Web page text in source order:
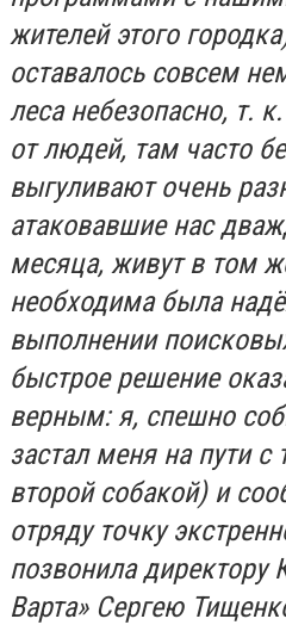
жителей этого
оставалось совсем
леса небезопасно, т.
от людей, там часто
выгуливают очень
атаковавшие нас
месяца, живут в том
необходима была
выполнении
быстрое решение
верным: я, спешно
застал меня на пути
второй собакой) и
отряду точку
позвонила директору
Варта» Сергею